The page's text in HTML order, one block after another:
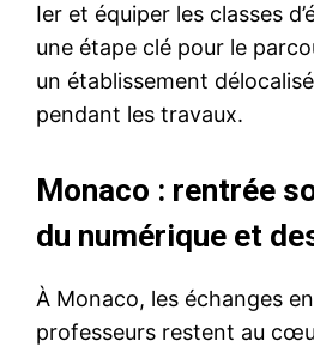
Ier et équiper les classes
une étape clé pour le
un établissement
pendant les travaux.
Monaco : rentrée
du numérique et
À Monaco, les échanges
professeurs restent au